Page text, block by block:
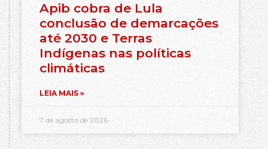
Apib cobra de Lula
conclusão de demarcações
até 2030 e Terras
Indígenas nas políticas
climáticas
LEIA MAIS »
7 de agosto de 2026